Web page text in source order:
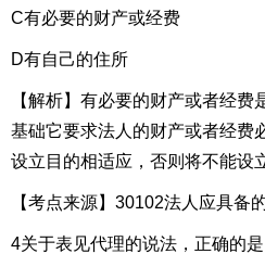
C有必要的财产或经费
D有自己的住所
【解析】有必要的财产或者经
基础它要求法人的财产或者经费
设立目的相适应，否则将不能设
【考点来源】30102法人应具备
4关于表见代理的说法，正确的是